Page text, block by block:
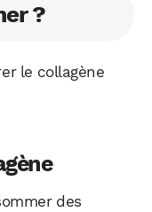
?
le collagène
des